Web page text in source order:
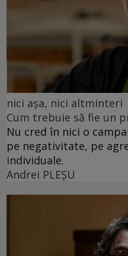
nici așa, nici altminteri
Cum trebuie să fie un
Nu cred în nici o
pe negativitate, pe
individuale.
Andrei PLEŞU